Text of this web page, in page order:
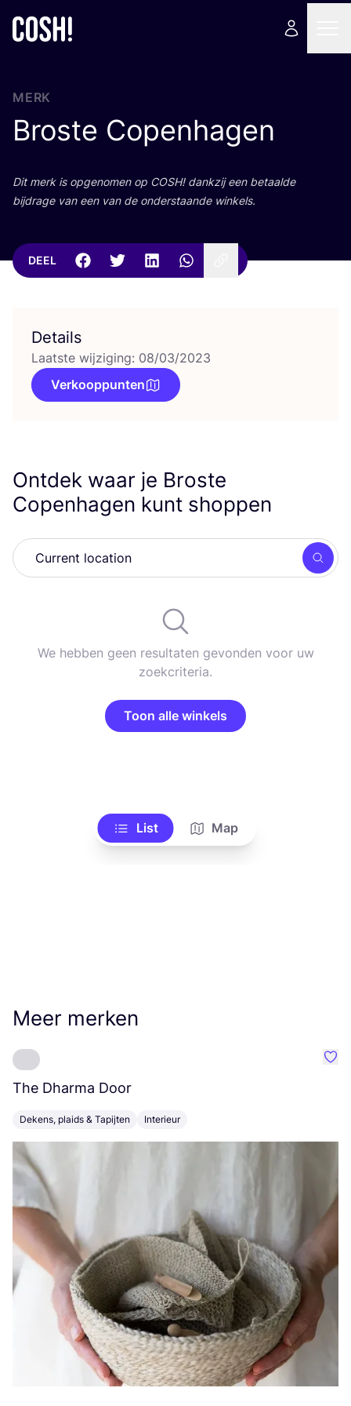
MERK
Broste Copenhagen
Dit merk is opge­no­men op COSH! dank­zij een betaal­de
bij­dra­ge van een van de onder­staan­de winkels.
DEEL
Details
Laatste wijziging: 08/03/2023
Verkooppunten
Ontdek waar je Broste
Copenhagen kunt shoppen
Zoek
We hebben geen resultaten gevonden voor uw
zoekcriteria.
Toon alle winkels
List Map
Meer merken
The Dharma Door
Dekens, plaids & Tapijten Interieur